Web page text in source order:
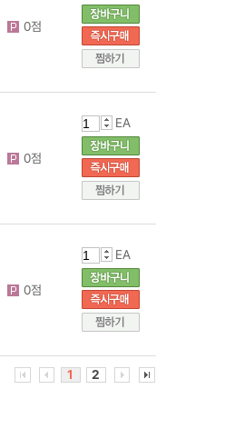
0점
0점
EA
0점
EA
1 2